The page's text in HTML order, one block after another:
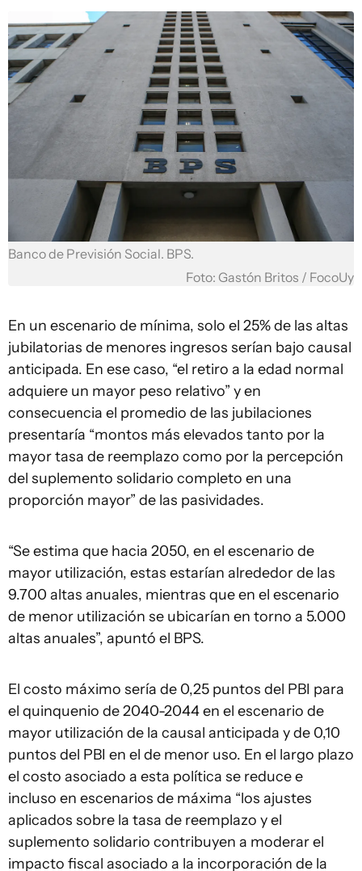
Banco de Previsión Social. BPS.
Foto: Gastón Britos / FocoUy
En un escenario de mínima, solo el 25% de las altas
jubilatorias de menores ingresos serían bajo causal
anticipada. En ese caso, “el retiro a la edad normal
adquiere un mayor peso relativo” y en
consecuencia el promedio de las jubilaciones
presentaría “montos más elevados tanto por la
mayor tasa de reemplazo como por la percepción
del suplemento solidario completo en una
proporción mayor” de las pasividades.
“Se estima que hacia 2050, en el escenario de
mayor utilización, estas estarían alrededor de las
9.700 altas anuales, mientras que en el escenario
de menor utilización se ubicarían en torno a 5.000
altas anuales”, apuntó el BPS.
El costo máximo sería de 0,25 puntos del PBI para
el quinquenio de 2040-2044 en el escenario de
mayor utilización de la causal anticipada y de 0,10
puntos del PBI en el de menor uso. En el largo plazo
el costo asociado a esta política se reduce e
incluso en escenarios de máxima “los ajustes
aplicados sobre la tasa de reemplazo y el
suplemento solidario contribuyen a moderar el
impacto fiscal asociado a la incorporación de la